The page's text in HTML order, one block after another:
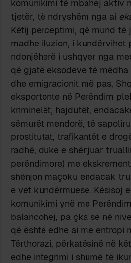
komunikimi të mbahej aktiv
tjetër, të ndryshëm nga ai
Këtij perceptimi, që mund të
madhe iluzion, i kundërvihet
ndonjëherë i ushqyer nga
që gjatë eksodeve të
dhe emigracionit më pas,
eksportonte në Perëndim
kriminelët, hajdutët,
sëmurët mendorë, të
prostitutat, trafikantët e
radhë, duke e shënjuar
perëndimore) me
shënjon maçoku endacak
e vet kundërmuese. Kësisoj
komunikimi ynë me
balancohej, pa çka se në
që është edhe ai me entropi
Tërthorazi, përkatësinë në
edhe integrimi i shumë të